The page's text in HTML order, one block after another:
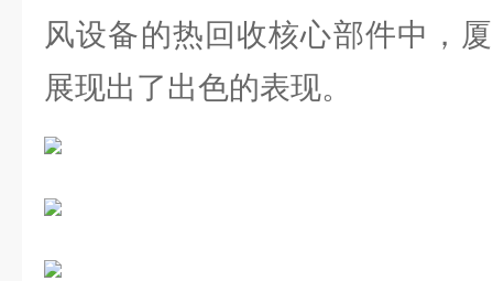
风设备的热回收核心部件中，
展现出了出色的表现。